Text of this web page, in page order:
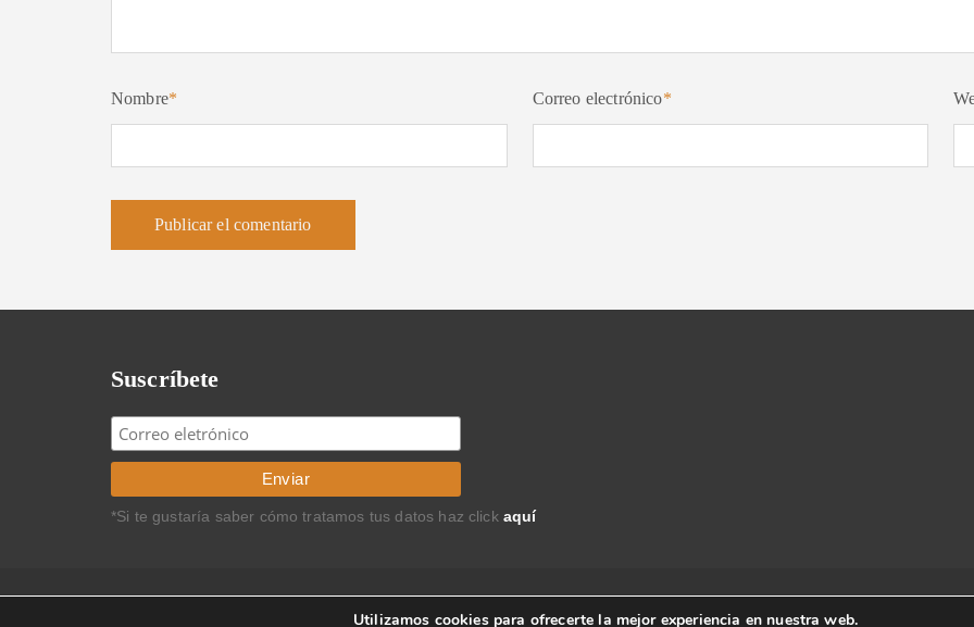
Nombre* Correo electrónico*
Suscríbete
*Si te gustaría saber cómo tratamos tus datos haz click aquí
Copyright © 2013 Carlos Rodríguez Braun. Todos los derechos reservados.
Utilizamos cookies para ofrecerte la mejor experiencia en nuestra web.